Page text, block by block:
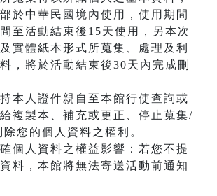
於中華民國境內使用，使用期間
至活動結束後15天使用，另本次
實體紙本形式所蒐集、處理及利
，將於活動結束後30天內完成刪
本人證件親自至本館行使查詢或
複製本、補充或更正、停止蒐集/
您的個人資料之權利。
個人資料之權益影響：若您不提
料，本館將無法寄送活動前通知